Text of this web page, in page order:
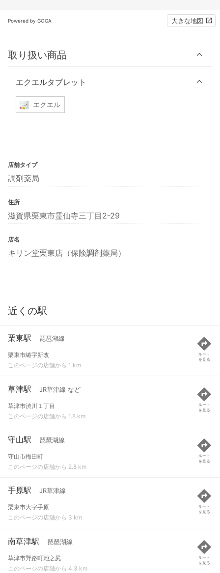
Powered by GOGA 大きな地図
取り扱い商品
エクエルタブレット
エクエル
店舗タイプ
調剤薬局
住所
滋賀県栗東市霊仙寺三丁目2-29
店名
キリン堂栗東店（保険調剤薬局）
近くの駅
栗東駅 琵琶湖線
栗東市綣字新改
このページの店舗から 1 km
ルート
を見る
草津駅 JR草津線 など
草津市渋川１丁目
このページの店舗から 1.8 km
ルート
を見る
守山駅 琵琶湖線
守山市梅田町
このページの店舗から 2.8 km
ルート
を見る
手原駅 JR草津線
栗東市大字手原
このページの店舗から 3 km
ルート
を見る
南草津駅 琵琶湖線
草津市野路町池之尻
このページの店舗から 4.3 km
ルート
を見る